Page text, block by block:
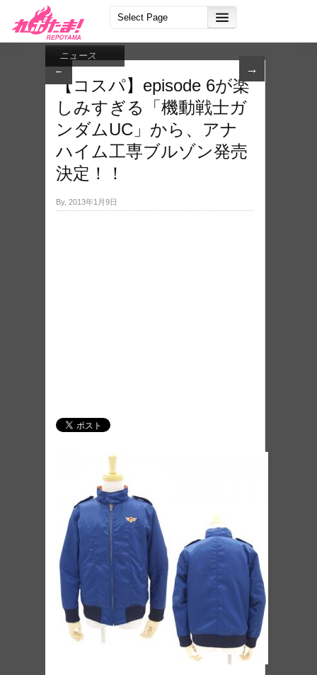
← →
ニュース
【コスパ】episode 6が楽
しみすぎる「機​動戦士ガ
ンダムUC」​から、アナ
ハイム工専​ブルゾン発売
決定！！
By, 2013年1月9日